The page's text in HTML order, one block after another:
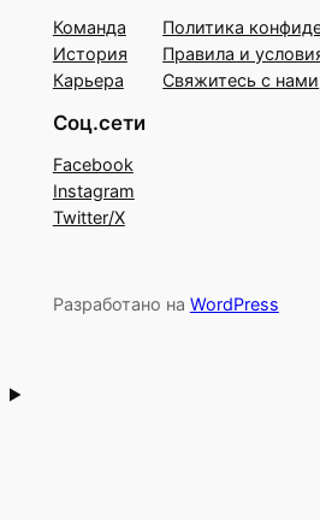
Команда
История
Карьера
Политика
Правила и
Свяжитесь с нами
Соц.сети
Facebook
Instagram
Twitter/X
Разработано на WordPress